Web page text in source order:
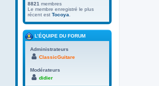
8821 membres
Le membre enregistré le plus
récent est Tocoya
L’ÉQUIPE DU FORUM
Administrateurs
ClassicGuitare
Modérateurs
didier